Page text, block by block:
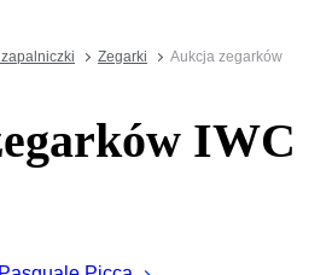
Zegarki
Aukcja zegarków
IWC